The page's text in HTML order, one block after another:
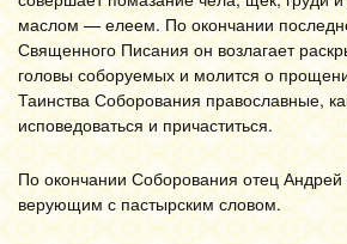
маслом — елеем. По окончании
Священного Писания он возлагает
головы соборуемых и молится о
Таинства Соборования православные,
исповедоваться и причаститься.
По окончании Соборования отец Андрей
верующим с пастырским словом.